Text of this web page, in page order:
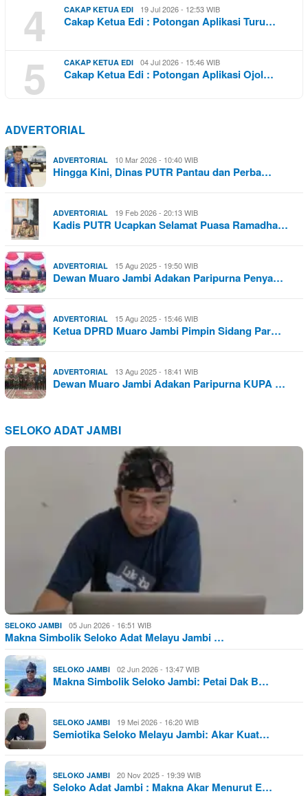
4 CAKAP KETUA EDI 19 Jul 2026 - 12:53 WIB
Cakap Ketua Edi : Potongan Aplikasi Turu…
5 CAKAP KETUA EDI 04 Jul 2026 - 15:46 WIB
Cakap Ketua Edi : Potongan Aplikasi Ojol…
ADVERTORIAL
ADVERTORIAL 10 Mar 2026 - 10:40 WIB
Hingga Kini, Dinas PUTR Pantau dan Perba…
ADVERTORIAL 19 Feb 2026 - 20:13 WIB
Kadis PUTR Ucapkan Selamat Puasa Ramadha…
ADVERTORIAL 15 Agu 2025 - 19:50 WIB
Dewan Muaro Jambi Adakan Paripurna Penya…
ADVERTORIAL 15 Agu 2025 - 15:46 WIB
Ketua DPRD Muaro Jambi Pimpin Sidang Par…
ADVERTORIAL 13 Agu 2025 - 18:41 WIB
Dewan Muaro Jambi Adakan Paripurna KUPA …
SELOKO ADAT JAMBI
SELOKO JAMBI 05 Jun 2026 - 16:51 WIB
Makna Simbolik Seloko Adat Melayu Jambi …
SELOKO JAMBI 02 Jun 2026 - 13:47 WIB
Makna Simbolik Seloko Jambi: Petai Dak B…
SELOKO JAMBI 19 Mei 2026 - 16:20 WIB
Semiotika Seloko Melayu Jambi: Akar Kuat…
SELOKO JAMBI 20 Nov 2025 - 19:39 WIB
Seloko Adat Jambi : Makna Akar Menurut E…